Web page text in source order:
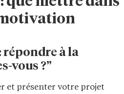
à la
vous ?”
et présenter votre projet